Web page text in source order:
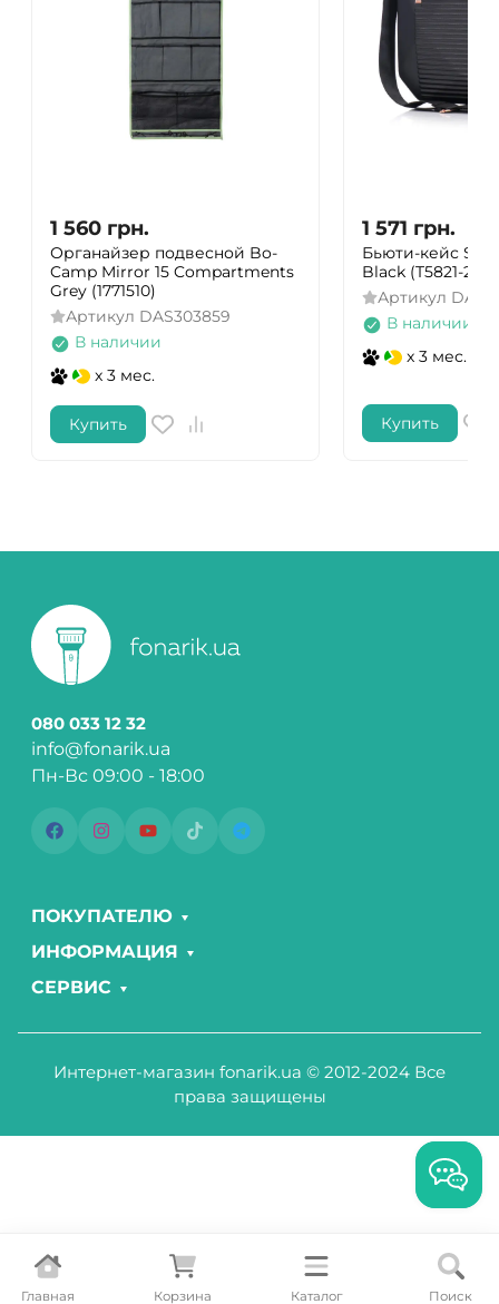
Главная Корзина Каталог Поиск
1 560 грн.
Органайзер подвесной Bo-
Camp Mirror 15 Compartments
Grey (1771510)
Артикул DAS303859
В наличии
x 3 мес.
Купить
1 571 грн.
Бьюти-кейс
Black (T5821-2)
Артикул
В наличии
x 3 мес.
Купить
080 033 12 32
info@fonarik.ua
Пн-Вс 09:00 - 18:00
ПОКУПАТЕЛЮ
ИНФОРМАЦИЯ
СЕРВИС
Интернет-магазин fonarik.ua © 2012-2024 Все
права защищены